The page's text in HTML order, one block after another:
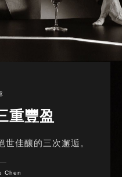
重豐盈
佳釀的三次邂逅。
Chen